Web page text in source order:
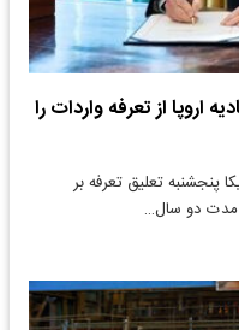
اروپا از تعرفه واردات را
تعلیق تعرفه بر
مدت دو سال…